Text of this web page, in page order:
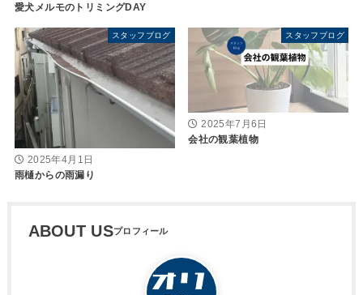
愛犬メルモのトリミングDAY
スタッフブログ
2025年4月1日
雨樋からの雨漏り
スタッフブログ
2025年7月6日
会社の観葉植物
ABOUT US